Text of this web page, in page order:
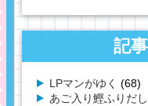
記
LPマンがゆく (68)
あご入り鰹ふりだし